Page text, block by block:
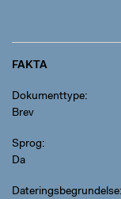
FAKTA
Dokumenttype
Brev
Sprog
Da
Dateringsbegrundelse